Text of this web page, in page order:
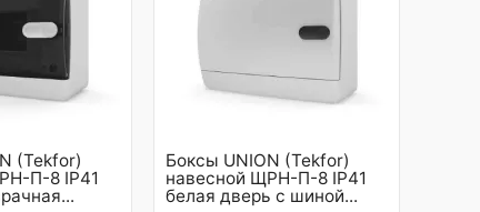
(Tekfor)
П-8 IP41
Боксы UNION (Tekfor)
навесной ЩРН-П-8 IP41
белая дверь с шиной...